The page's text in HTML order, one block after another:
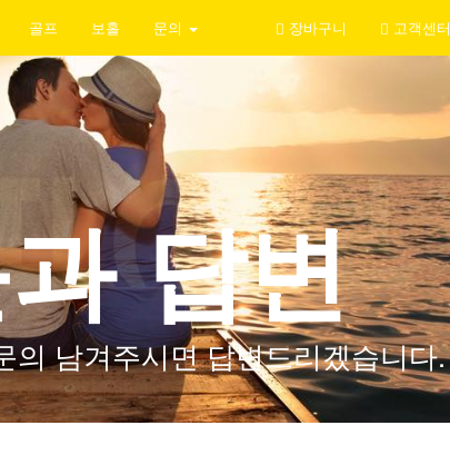
골프 보홀 문의 장바구니 고객센터
답변
의 남겨주시면 답변드리겠습니다.